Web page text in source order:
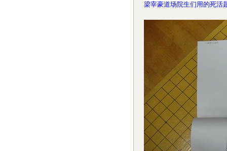
梁宰豪道场院生们用的死活